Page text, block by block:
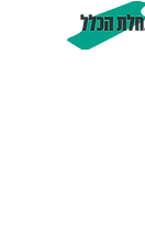
י